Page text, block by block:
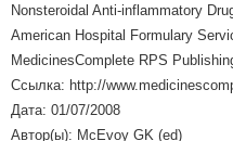
Nonsteroidal Anti-inflammatory
American Hospital Formulary
MedicinesComplete RPS
Ссылка: http://
Дата: 01/07/2008
Автор(ы): McEvoy GK (ed)